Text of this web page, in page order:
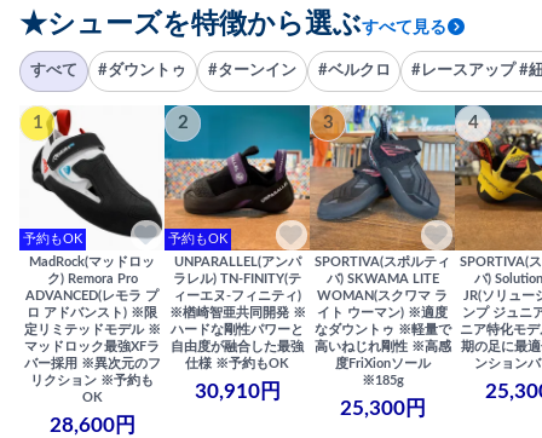
★シューズを特徴から選ぶすべて見る
すべて #ダウントゥ #ターンイン #ベルクロ #レースアップ #
1
予約もOK
MadRock(マッドロッ
ク) Remora Pro
ADVANCED(レモラ プ
ロ アドバンスト) ※限
定リミテッドモデル ※
マッドロック最強XFラ
バー採用 ※異次元のフ
リクション ※予約も
OK
28,600円
2
予約もOK
UNPARALLEL(アンパ
ラレル) TN-FINITY(テ
ィーエヌ-フィニティ)
※楢崎智亜共同開発 ※
ハードな剛性パワーと
自由度が融合した最強
仕様 ※予約もOK
30,910円
3
SPORTIVA(スポルティ
バ) SKWAMA LITE
WOMAN(スクワマ ラ
イト ウーマン) ※適度
なダウントゥ ※軽量で
高いねじれ剛性 ※高感
度FriXionソール
※185g
25,300円
4
SPORTIVA(
バ)
JR(ソリュー
ンプ ジュニ
ニア特化モ
期の足に最
ンション